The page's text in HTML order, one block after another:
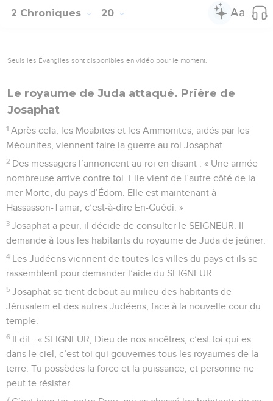
2 Chroniques 20
Seuls les Évangiles sont disponibles en vidéo pour le moment.
Le royaume de Juda attaqué. Prière de
Josaphat
1 Après cela, les Moabites et les Ammonites, aidés par les
Méounites, viennent faire la guerre au roi Josaphat.
2 Des messagers l’annoncent au roi en disant : « Une armée
nombreuse arrive contre toi. Elle vient de l’autre côté de la
mer Morte, du pays d’Édom. Elle est maintenant à
Hassasson-Tamar, c’est-à-dire En-Guédi. »
3 Josaphat a peur, il décide de consulter le SEIGNEUR. Il
demande à tous les habitants du royaume de Juda de jeûner.
4 Les Judéens viennent de toutes les villes du pays et ils se
rassemblent pour demander l’aide du SEIGNEUR.
5 Josaphat se tient debout au milieu des habitants de
Jérusalem et des autres Judéens, face à la nouvelle cour du
temple.
6 Il dit : « SEIGNEUR, Dieu de nos ancêtres, c’est toi qui es
dans le ciel, c’est toi qui gouvernes tous les royaumes de la
terre. Tu possèdes la force et la puissance, et personne ne
peut te résister.
7